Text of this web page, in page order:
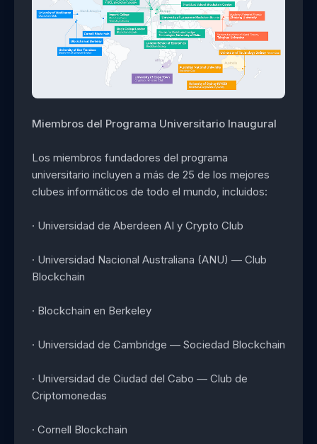
Miembros del Programa Universitario Inaugural
Los miembros fundadores del programa
universitario incluyen a más de 25 de los mejores
clubes informáticos de todo el mundo, incluidos:
· Universidad de Aberdeen AI y Crypto Club
· Universidad Nacional Australiana (ANU) — Club
Blockchain
· Blockchain en Berkeley
· Universidad de Cambridge — Sociedad Blockchain
· Universidad de Ciudad del Cabo — Club de
Criptomonedas
· Cornell Blockchain